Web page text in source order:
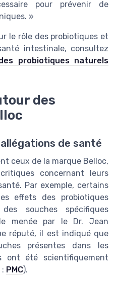
pour prévenir de
»
le rôle des probiotiques et
intestinale, consultez
probiotiques naturels
des
de santé
ceux de la marque Belloc,
concernant leurs
Par exemple, certains
effets des probiotiques
souches spécifiques
menée par le Dr. Jean
réputé, il est indiqué que
présentes dans les
ont été scientifiquement
PMC).